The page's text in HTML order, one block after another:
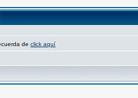
de click aquí